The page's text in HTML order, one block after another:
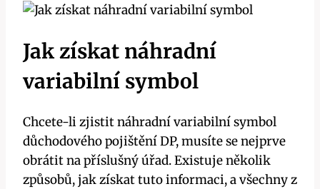
Jak získat náhradní
variabilní symbol
Chcete-li zjistit náhradní variabilní symbol
důchodového pojištění DP, musíte se nejprve
obrátit na příslušný úřad. Existuje několik
způsobů, jak získat tuto informaci, a všechny z